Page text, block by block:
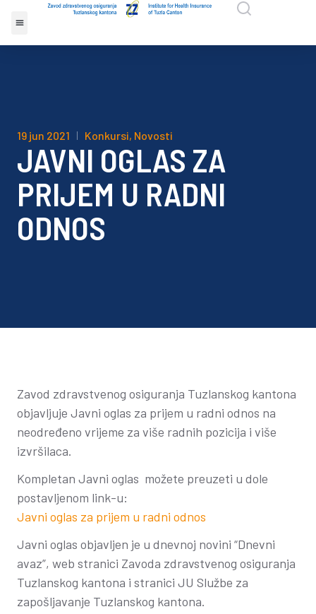
19 jun 2021 Konkursi, Novosti
JAVNI OGLAS ZA
PRIJEM U RADNI
ODNOS
Zavod zdravstvenog osiguranja Tuzlanskog kantona
objavljuje Javni oglas za prijem u radni odnos na
neodređeno vrijeme za više radnih pozicija i više
izvršilaca.
Kompletan Javni oglas možete preuzeti u dole
postavljenom link-u:
Javni oglas za prijem u radni odnos
Javni oglas objavljen je u dnevnoj novini “Dnevni
avaz”, web stranici Zavoda zdravstvenog osiguranja
Tuzlanskog kantona i stranici JU Službe za
zapošljavanje Tuzlanskog kantona.